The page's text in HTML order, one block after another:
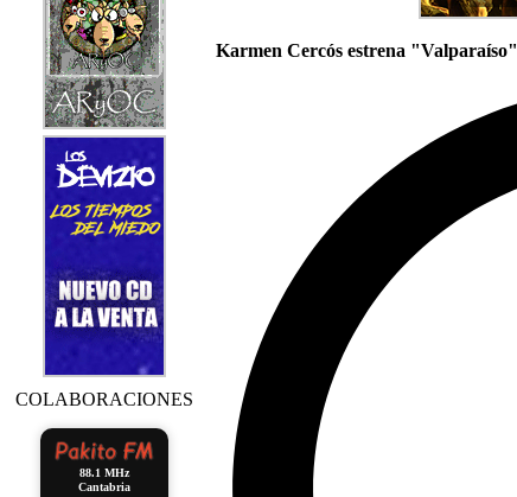
COLABORACIONES
88.1 MHz
Cantabria
Karmen Cercós estrena "Valparaíso"